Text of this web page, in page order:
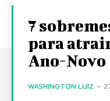
7
para
Ano-Novo
WASHINGTON LUIZ -